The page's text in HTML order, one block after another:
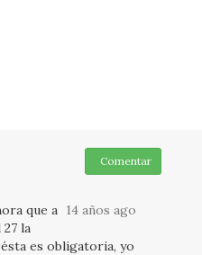
Comentar
14 años ago
que a
la
es obligatoria, yo